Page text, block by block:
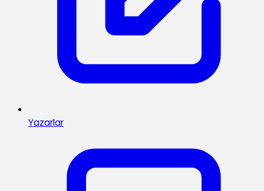
Yazarlar